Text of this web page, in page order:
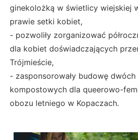
ginekolożką w świetlicy wiejskiej
prawie setki kobiet,
- pozwoliły zorganizować
dla kobiet doświadczających
Trójmieście,
- zasponsorowały budowę
kompostowych dla queerowo-
obozu letniego w Kopaczach.